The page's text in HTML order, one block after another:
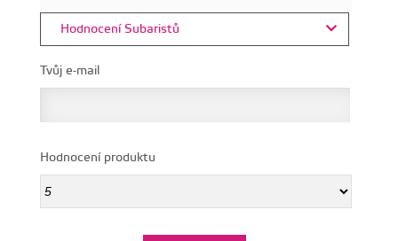
Hodnocení Subaristů
Tvůj e-mail
Hodnocení produktu